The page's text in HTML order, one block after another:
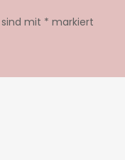
mit * markiert